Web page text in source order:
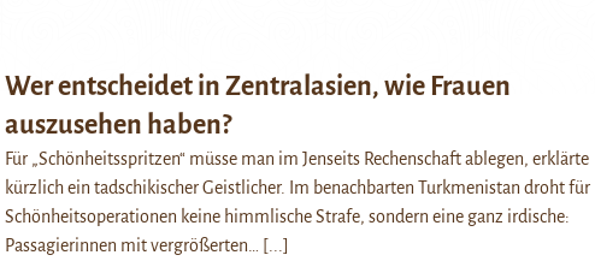
Wer entscheidet in Zentralasien, wie Frauen
auszusehen haben?
Für „Schönheitsspritzen“ müsse man im Jenseits Rechenschaft ablegen, erklärte
kürzlich ein tadschikischer Geistlicher. Im benachbarten Turkmenistan droht für
Schönheitsoperationen keine himmlische Strafe, sondern eine ganz irdische:
Passagierinnen mit vergrößerten…
[...]